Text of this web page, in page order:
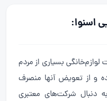
اسنوا:
لوازم‌خانگی بسیاری از مردم
و از تعویض آنها منصرف
دنبال شرکت‌های معتبری